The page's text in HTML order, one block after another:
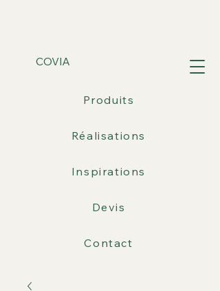
COVIA
Produits
Réalisations
Inspirations
Devis
Contact